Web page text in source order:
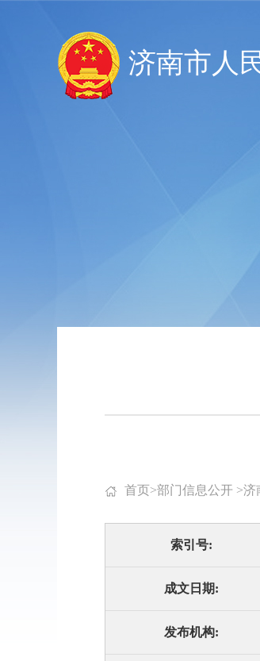
济南市人
首页>部门信息公开 >济
索引号:
成文日期:
发布机构: